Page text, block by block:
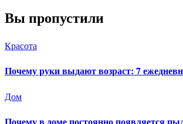
Вы пропустили
Красота
Почему руки выдают возраст: 7
Дом
Почему в доме постоянно появляется